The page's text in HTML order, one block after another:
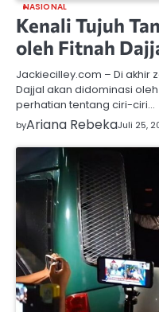
NASIONAL
Kenali Tujuh
oleh Fitnah
Jackiecilley.com – Di akhir
Dajjal akan didominasi
perhatian tentang ciri-ciri…
byAriana RebekaJuli 25,